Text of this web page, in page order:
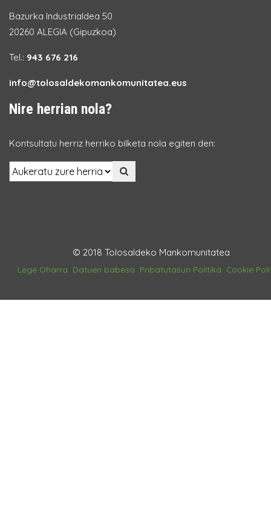
Bazurka Industrialdea 50
20260 ALEGIA (Gipuzkoa)
Tel.: 943 676 216
info@tolosaldekomankomunitatea.eus
Nire herrian nola?
Kontsultatu herriz herriko bilketa nola egiten den:
© 2018 Tolosaldeko Mankomunitatea
Lege Oharra Datuen babesa Pribatutasun Politika Cookie